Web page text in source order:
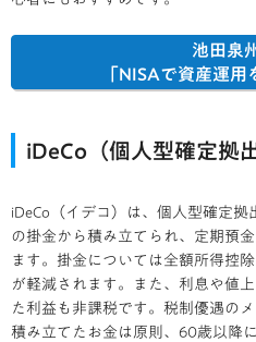
池田泉
「NISAで資産運用
iDeCo（個人型確定拠
iDeCo（イデコ）は、個人型確定
の掛金から積み立てられ、定期預
ます。掛金については全額所得控
が軽減されます。また、利息や値
た利益も非課税です。税制優遇の
積み立てたお金は原則、60歳以降